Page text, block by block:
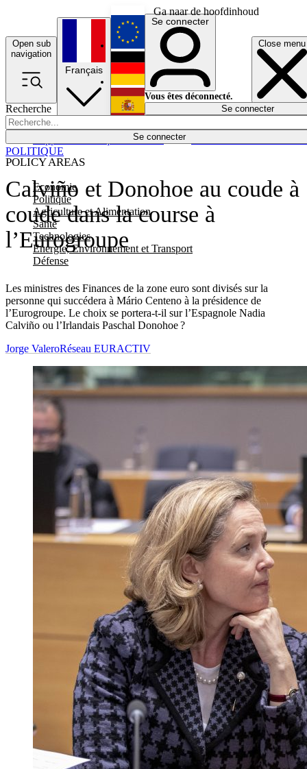
Ga naar de hoofdinhoud
Open sub
navigation
Close menu
Recherche
Se connecter
POLICY AREAS
Economie
Politique
Agriculture et Alimentation
Santé
Technologies
Energie, Environnement et Transport
Défense
Économie
Français
English
Deutsch
Español
Se connecter
Vous êtes déconnecté.
Se connecter
Calviño et Donohoe au coude à
coude dans la course à
l’Eurogroupe
Les ministres des Finances de la zone euro sont divisés sur la
personne qui succédera à Mário Centeno à la présidence de
l’Eurogroupe. Le choix se portera-t-il sur l’Espagnole Nadia
Calviño ou l’Irlandais Paschal Donohoe ?
POLITIQUE
Jorge ValeroRéseau EURACTIV